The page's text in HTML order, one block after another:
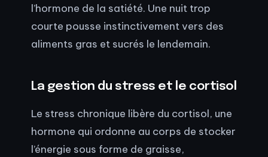
l’hormone de la satiété. Une nuit trop
courte pousse instinctivement vers des
aliments gras et sucrés le lendemain.
La gestion du stress et le cortisol
Le stress chronique libère du cortisol, une
hormone qui ordonne au corps de stocker
l’énergie sous forme de graisse,